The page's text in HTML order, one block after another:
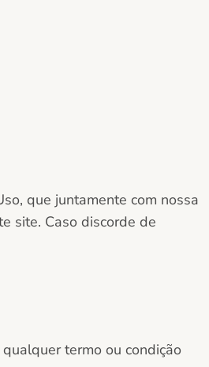
que juntamente com nossa
site. Caso discorde de
termo ou condição